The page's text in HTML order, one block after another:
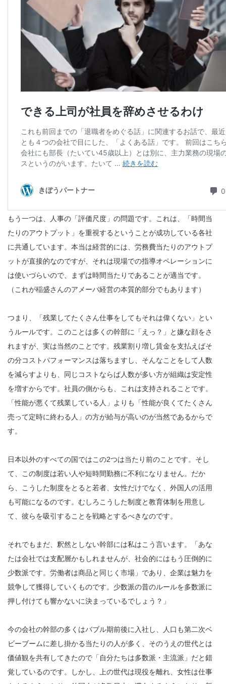
もう一つは、人事の「評価尺度」の問題です。これは、「時間当
たりのアウトプット」を重視するということが成功している各社
に共通しています。本当は経営的には、労務費当たりのアウトプ
ットが直接的なのですが、それは現場での指導オペレーションに
は使いづらいので、まずは時間当たりであることが適当です。
（これが稲盛さんのアメーバ経営の本質的部分でもあります）
つまり、「残業してたくさん仕事をしてもそれは偉くない」とい
うルールです。このことは多くの幹部に「えっ？」と嫌な顔をさ
れますが、実は当然のことです。残業割り増し賃金を支払えばそ
の分コストパフォーマンスは落ちますし、そんなことをして人数
を減らすよりも、同じコストならば人数が多い方が組織は安定性
を増すからです。社員の側からも、これは支持されることです。
「性能が悪くて残業している人」よりも「性能が良くてたくさん
売って定時に終わる人」の方が給与が高いのが当然であるからで
す。
日本以外のすべての国ではこの2つは当たり前のことです。そし
て、この制度は若い人や短時間勤務に不利になりません。だか
ら、こうした制度をとると若者、女性だけでなく、外国人の活用
も可能になるのです。むしろこうした制度と教育体制を用意し
て、彼らを吸引することを戦略とするべきなのです。
それでもまだ、釈然としない幹部には私はこう言います。「あな
たは会社では支配層かもしれませんが、社会的にはもう圧倒的に
少数派です。労働者は商品と同じく市場」であり、企業は魅力を
競争して獲得していくものです。少数派の昔のルールを多数派に
押し付けても響かないに決まっているでしょう？」
今の会社の幹部の多くはバブル期前後に入社し、人口も第二次ベ
ビーブームに差し掛かる当たりの人が多く、そのうえの世代とは
価値観を共有してきたので「自分たちは多数派・主流派」だと錯
覚しているのです。しかし、上の世代は現役を離れ、女性は仕事